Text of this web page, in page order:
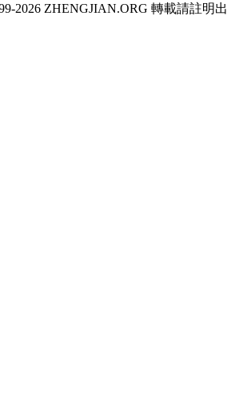
2026 ZHENGJIAN.ORG 轉載請註明出